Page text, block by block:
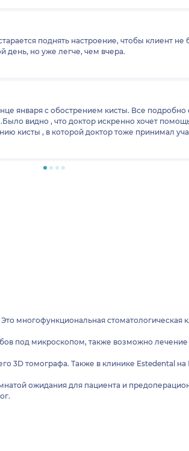
поднять настроение, чтобы клиент
день, но уже легче, чем вчера.
января с обострением кисты. Все
видно , что доктор искренно хочет
кисты , в которой доктор тоже принимал
у такого грамотного и
многофункциональная стоматологическая
под микроскопом, также возможно
3D томографа. Также в клинике Estedental на
ожидания для пациента и